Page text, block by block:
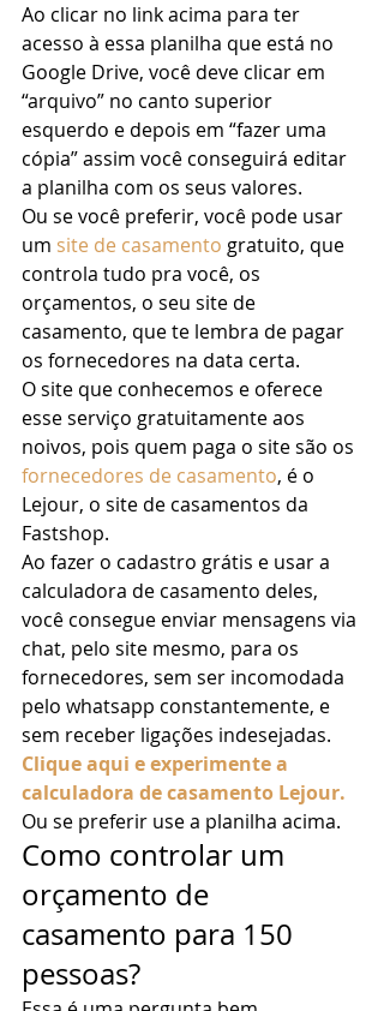
Ao clicar no link acima para ter
acesso à essa planilha que está no
Google Drive, você deve clicar em
“arquivo” no canto superior
esquerdo e depois em “fazer uma
cópia” assim você conseguirá editar
a planilha com os seus valores.
Ou se você preferir, você pode usar
um site de casamento gratuito, que
controla tudo pra você, os
orçamentos, o seu site de
casamento, que te lembra de pagar
os fornecedores na data certa.
O site que conhecemos e oferece
esse serviço gratuitamente aos
noivos, pois quem paga o site são os
fornecedores de casamento, é o
Lejour, o site de casamentos da
Fastshop.
Ao fazer o cadastro grátis e usar a
calculadora de casamento deles,
você consegue enviar mensagens via
chat, pelo site mesmo, para os
fornecedores, sem ser incomodada
pelo whatsapp constantemente, e
sem receber ligações indesejadas.
Clique aqui e experimente a
calculadora de casamento Lejour.
Ou se preferir use a planilha acima.
Como controlar um
orçamento de
casamento para 150
pessoas?